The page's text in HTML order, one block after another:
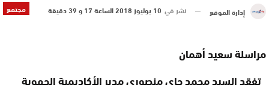
مجتمع إدارة الموقع نشر في 10 يوليوز 2018 الساعة 17 و 39 دقيقة
مراسلة سعيد أهمان
تفقد السيد محمد جاي منصوري مدير الأكاديمية الجهوية